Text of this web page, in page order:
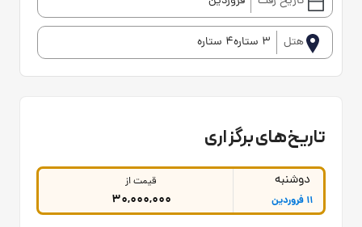
هتل 3 ستاره4 ستاره
تاریخ‌های برگزاری
دوشنبه
11 فروردین
قیمت از
30,000,000